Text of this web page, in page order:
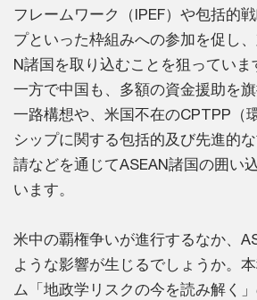
フレームワーク（IPEF）や包括的
プといった枠組みへの参加を促し
N諸国を取り込むことを狙っていま
一方で中国も、多額の資金援助を
一路構想や、米国不在のCPTPP（
シップに関する包括的及び先進的
請などを通じてASEAN諸国の囲い
います。
米中の覇権争いが進行するなか、
ような影響が生じるでしょうか。
ム「地政学リスクの今を読み解く」